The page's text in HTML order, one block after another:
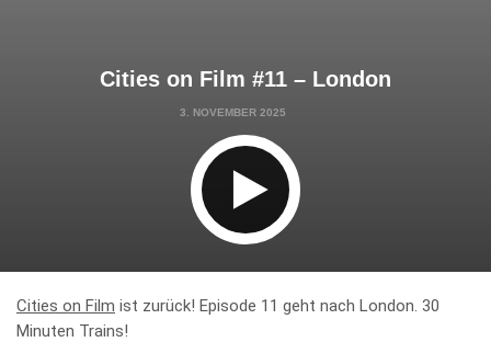
Cities on Film #11 – London
3. NOVEMBER 2025
Cities on Film ist zurück! Episode 11 geht nach London. 30
Minuten Trains!